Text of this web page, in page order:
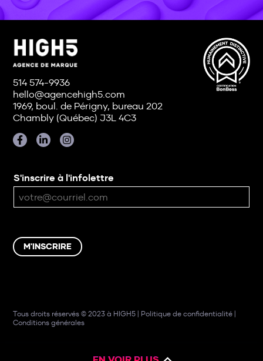
514 574-9936
hello@agencehigh5.com
1969, boul. de Périgny, bureau 202
Chambly (Québec) J3L 4C3
S'inscrire à l'infolettre
M'INSCRIRE
Tous droits réservés © 2023 à HIGH5 | Politique de confidentialité |
Conditions générales